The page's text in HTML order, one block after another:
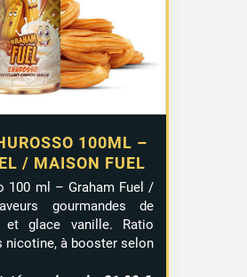
100ML –
/ MAISON FUEL
100 ml – Graham Fuel /
gourmandes de
et glace vanille. Ratio
nicotine, à booster selon